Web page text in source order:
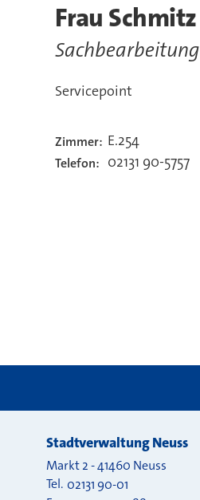
Seite bei
Frau Schmitz
Sachbearbeitung
Servicepoint
Kontakt
Zimmer: E.254
Telefon: 02131 90-5757
Stadtverwaltung Neuss
Markt 2-41460 Neuss
Tel. 02131 90-01